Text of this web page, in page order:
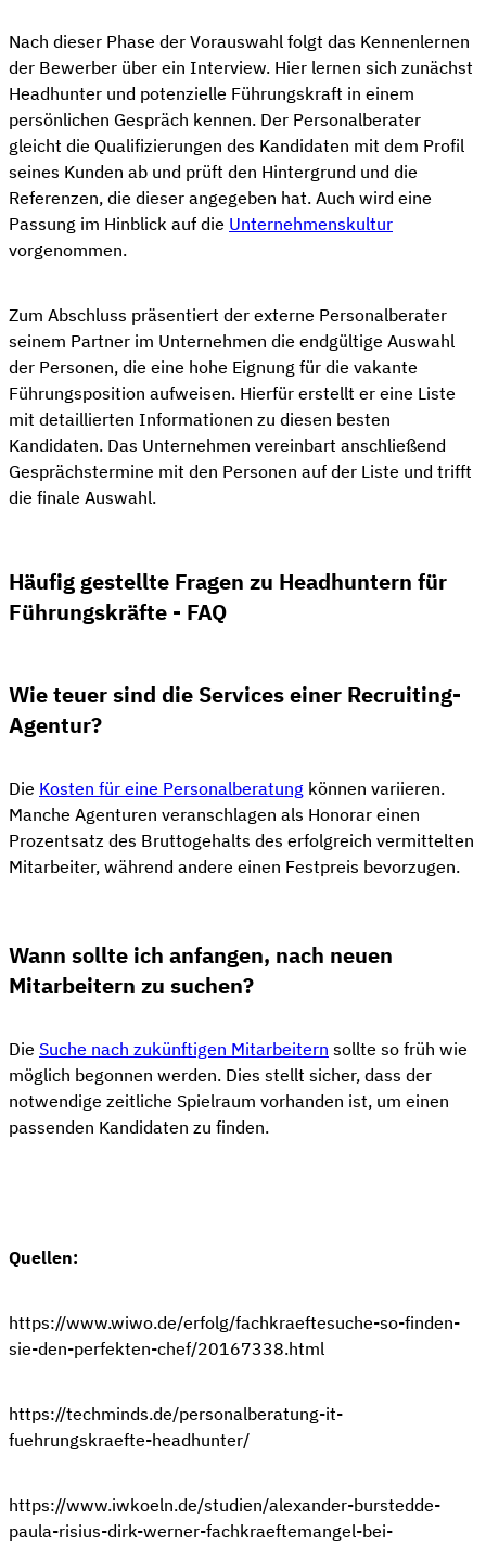
Nach dieser Phase der Vorauswahl folgt das Kennenlernen
der Bewerber über ein Interview. Hier lernen sich zunächst
Headhunter und potenzielle Führungskraft in einem
persönlichen Gespräch kennen. Der Personalberater
gleicht die Qualifizierungen des Kandidaten mit dem Profil
seines Kunden ab und prüft den Hintergrund und die
Referenzen, die dieser angegeben hat. Auch wird eine
Passung im Hinblick auf die Unternehmenskultur
vorgenommen.
Zum Abschluss präsentiert der externe Personalberater
seinem Partner im Unternehmen die endgültige Auswahl
der Personen, die eine hohe Eignung für die vakante
Führungsposition aufweisen. Hierfür erstellt er eine Liste
mit detaillierten Informationen zu diesen besten
Kandidaten. Das Unternehmen vereinbart anschließend
Gesprächstermine mit den Personen auf der Liste und trifft
die finale Auswahl.
Häufig gestellte Fragen zu Headhuntern für
Führungskräfte - FAQ
Wie teuer sind die Services einer Recruiting-
Agentur?
Die Kosten für eine Personalberatung können variieren.
Manche Agenturen veranschlagen als Honorar einen
Prozentsatz des Bruttogehalts des erfolgreich vermittelten
Mitarbeiter, während andere einen Festpreis bevorzugen.
Wann sollte ich anfangen, nach neuen
Mitarbeitern zu suchen?
Die Suche nach zukünftigen Mitarbeitern sollte so früh wie
möglich begonnen werden. Dies stellt sicher, dass der
notwendige zeitliche Spielraum vorhanden ist, um einen
passenden Kandidaten zu finden.
Quellen:
https://www.wiwo.de/erfolg/fachkraeftesuche-so-finden-
sie-den-perfekten-chef/20167338.html
https://techminds.de/personalberatung-it-
fuehrungskraefte-headhunter/
https://www.iwkoeln.de/studien/alexander-burstedde-
paula-risius-dirk-werner-fachkraeftemangel-bei-